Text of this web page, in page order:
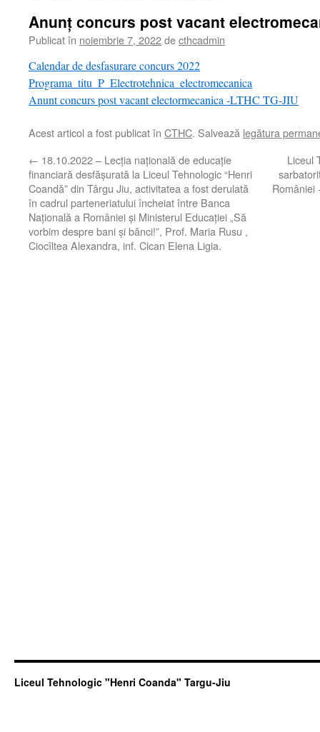
Anunț concurs post vacant
Publicat în noiembrie 7, 2022decthcadmin
Calendar de desfasurare concurs 2022
Programa_titu_P_Electrotehnica_electromecanica
Anunt concurs post vacant electormecanica -LTHC TG-JIU
Acest articol a fost publicat în CTHC. Salvează legătura
← 18.10.2022 – Lecția națională de educație
financiară desfășurată la Liceul Tehnologic “Henri
Coandă” din Târgu Jiu, activitatea a fost derulată
în cadrul parteneriatului încheiat între Banca
Națională a României și Ministerul Educației „Să
vorbim despre bani și bănci!”, Prof. Maria Rusu ,
Ciocîltea Alexandra, inf. Cican Elena Ligia.
Liceul
României
Liceul Tehnologic "Henri Coanda" Targu-Jiu